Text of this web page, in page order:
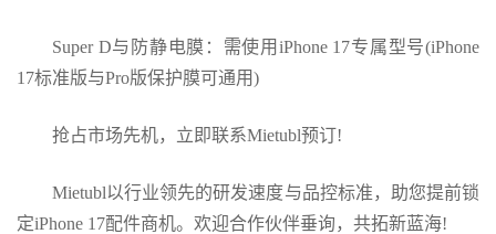
Super D与防静电膜：需使用iPhone 17专属型号(iPhone
17标准版与Pro版保护膜可通用)
抢占市场先机，立即联系Mietubl预订!
Mietubl以行业领先的研发速度与品控标准，助您提前锁
定iPhone 17配件商机。欢迎合作伙伴垂询，共拓新蓝海!